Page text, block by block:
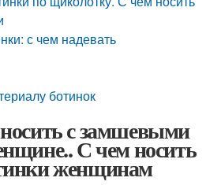
с чем надевать
ботинок
с замшевыми
С чем носить
женщинам